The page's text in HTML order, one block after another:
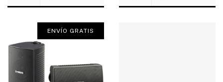
ENVÍO GRATIS